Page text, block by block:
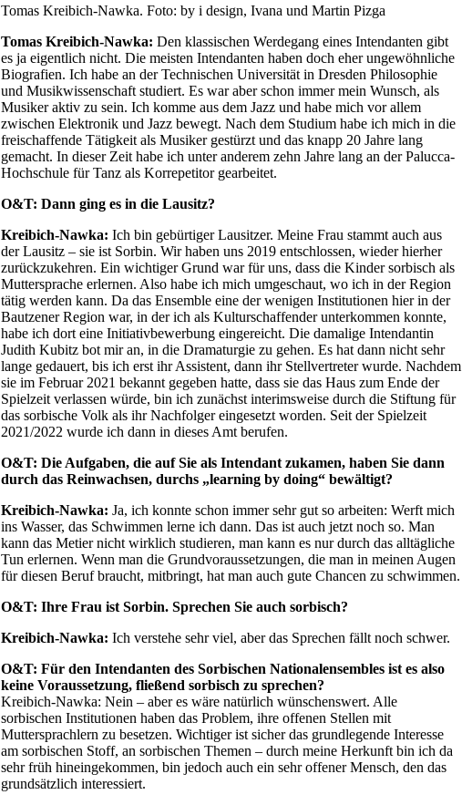
Tomas Kreibich-Nawka. Foto: by i design, Ivana und Martin Pizga
Tomas Kreibich-Nawka: Den klassischen Werdegang eines Intendanten gibt
es ja eigentlich nicht. Die meisten Intendanten haben doch eher ungewöhnliche
Biografien. Ich habe an der Technischen Universität in Dresden Philosophie
und Musikwissenschaft studiert. Es war aber schon immer mein Wunsch, als
Musiker aktiv zu sein. Ich komme aus dem Jazz und habe mich vor allem
zwischen Elektronik und Jazz bewegt. Nach dem Studium habe ich mich in die
freischaffende Tätigkeit als Musiker gestürzt und das knapp 20 Jahre lang
gemacht. In dieser Zeit habe ich unter anderem zehn Jahre lang an der Palucca-
Hochschule für Tanz als Korrepetitor gearbeitet.
O&T: Dann ging es in die Lausitz?
Kreibich-Nawka: Ich bin gebürtiger Lausitzer. Meine Frau stammt auch aus
der Lausitz – sie ist Sorbin. Wir haben uns 2019 entschlossen, wieder hierher
zurückzukehren. Ein wichtiger Grund war für uns, dass die Kinder sorbisch als
Muttersprache erlernen. Also habe ich mich umgeschaut, wo ich in der Region
tätig werden kann. Da das Ensemble eine der wenigen Institutionen hier in der
Bautzener Region war, in der ich als Kulturschaffender unterkommen konnte,
habe ich dort eine Initiativbewerbung eingereicht. Die damalige Intendantin
Judith Kubitz bot mir an, in die Dramaturgie zu gehen. Es hat dann nicht sehr
lange gedauert, bis ich erst ihr Assistent, dann ihr Stellvertreter wurde. Nachdem
sie im Februar 2021 bekannt gegeben hatte, dass sie das Haus zum Ende der
Spielzeit verlassen würde, bin ich zunächst interimsweise durch die Stiftung für
das sorbische Volk als ihr Nachfolger eingesetzt worden. Seit der Spielzeit
2021/2022 wurde ich dann in dieses Amt berufen.
O&T: Die Aufgaben, die auf Sie als Intendant zukamen, haben Sie dann
durch das Reinwachsen, durchs „learning by doing“ bewältigt?
Kreibich-Nawka: Ja, ich konnte schon immer sehr gut so arbeiten: Werft mich
ins Wasser, das Schwimmen lerne ich dann. Das ist auch jetzt noch so. Man
kann das Metier nicht wirklich studieren, man kann es nur durch das alltägliche
Tun erlernen. Wenn man die Grundvoraussetzungen, die man in meinen Augen
für diesen Beruf braucht, mitbringt, hat man auch gute Chancen zu schwimmen.
O&T: Ihre Frau ist Sorbin. Sprechen Sie auch sorbisch?
Kreibich-Nawka: Ich verstehe sehr viel, aber das Sprechen fällt noch schwer.
O&T: Für den Intendanten des Sorbischen Nationalensembles ist es also
keine Voraussetzung, fließend sorbisch zu sprechen?
Kreibich-Nawka: Nein – aber es wäre natürlich wünschenswert. Alle
sorbischen Institutionen haben das Problem, ihre offenen Stellen mit
Muttersprachlern zu besetzen. Wichtiger ist sicher das grundlegende Interesse
am sorbischen Stoff, an sorbischen Themen – durch meine Herkunft bin ich da
sehr früh hineingekommen, bin jedoch auch ein sehr offener Mensch, den das
grundsätzlich interessiert.